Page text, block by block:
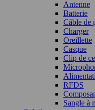
Antenne
Batterie
Câble de
Charger
Oreillette
Casque
Clip de
RFDS
Sangle à